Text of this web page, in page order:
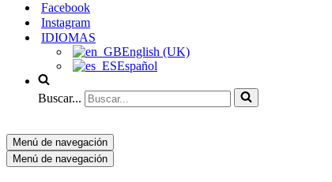
Facebook
Instagram
IDIOMAS
English (UK)
Español
Buscar...
Menú de navegación
Menú de navegación